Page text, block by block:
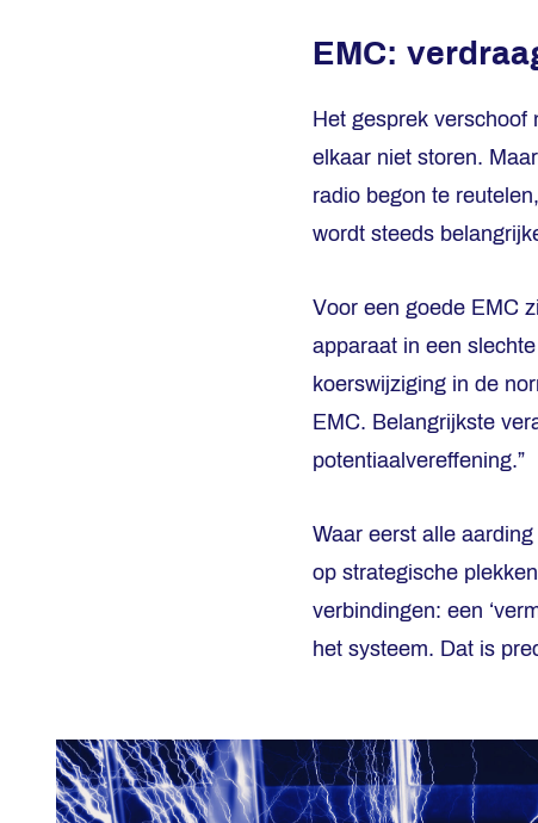
EMC:
Het gesprek verschoof
elkaar niet storen.
radio begon te
wordt steeds
Voor een goede EMC
apparaat in een
koerswijziging in de
EMC. Belangrijkste
potentiaalvereffening.”
Waar eerst alle
op strategische
verbindingen: een
het systeem. Dat is